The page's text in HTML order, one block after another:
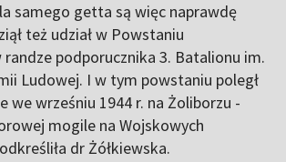
samego getta są więc naprawdę
też udział w Powstaniu
podporucznika 3. Batalionu im.
Ludowej. I w tym powstaniu poległ
we wrześniu 1944 r. na Żoliborzu -
mogile na Wojskowych
dr Żółkiewska.